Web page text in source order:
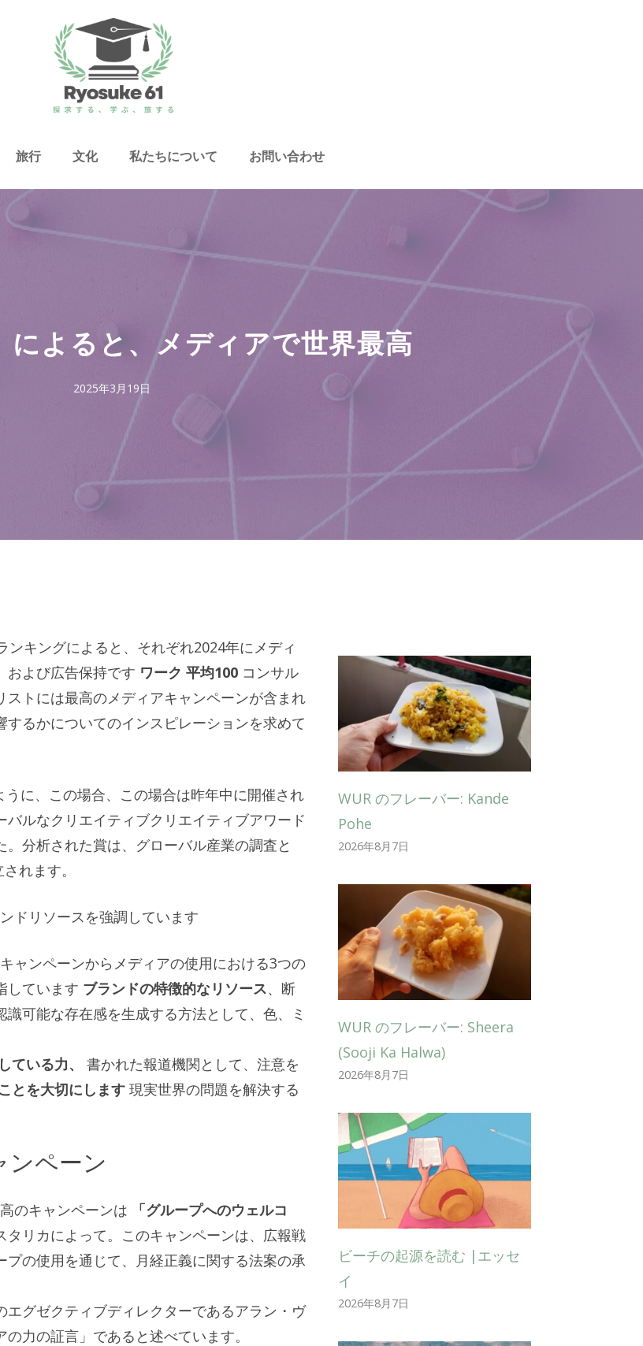
旅行 文化 私たちについて お問い合わせ
によると、メディアで世界最高
2025年3月19日
ンキングによると、それぞれ2024年にメディ
および広告保持です ワーク 平均100 コンサル
トには最高のメディアキャンペーンが含まれ
るかについてのインスピレーションを求めて
に、この場合、この場合は昨年中に開催され
ルなクリエイティブクリエイティブアワード
分析された賞は、グローバル産業の調査と
れます。
ドリソースを強調しています
ャンペーンからメディアの使用における3つの
しています ブランドの特徴的なリソース、断
可能な存在感を生成する方法として、色、ミ
ている力、
書かれた報道機関として、注意を
とを大切にします 現実世界の問題を解決する
ペーン
のキャンペーンは
「グループへのウェルコ
リカによって。このキャンペーンは、広報戦
の使用を通じて、月経正義に関する法案の承
グゼクティブディレクターであるアラン・ヴ
力の証言」であると述べています。
WUR のフレーバー: Kande
Pohe
2026年8月7日
WUR のフレーバー: Sheera
(Sooji Ka Halwa)
2026年8月7日
ビーチの起源を読む |エッセ
イ
2026年8月7日